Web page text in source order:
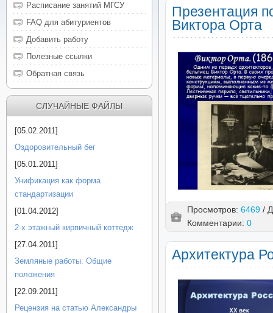
Презентация
Виктора Орта
Просмотров: 6469 /
Комментарии: 0
Архитектура
Расписание занятий МГСУ
FAQ для абитуриентов
Добавить работу
Полезные ссылки
Обратная связь
СЛУЧАЙНЫЕ ФАЙЛЫ
[05.02.2011]
Оздоровительный бег
[05.01.2011]
Унификация как форма
стандартизации
[01.04.2012]
2-х этажный кирпичный коттедж
[27.04.2011]
Земляные работы. Общие
положения
[22.09.2011]
Рецензия на статью Александры